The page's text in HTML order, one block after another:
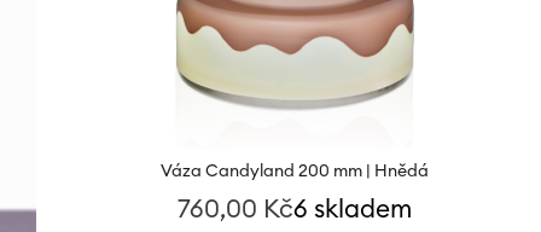
Váza Candyland 200 mm | Hnědá
760,00 Kč6 skladem